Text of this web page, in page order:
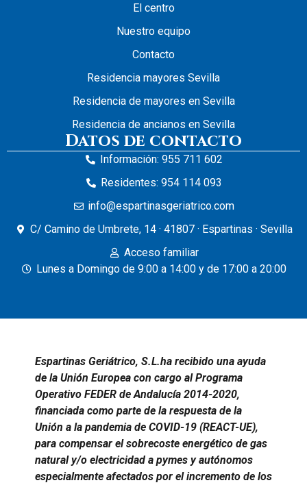
El centro
Nuestro equipo
Contacto
Residencia mayores Sevilla
Residencia de mayores en Sevilla
Residencia de ancianos en Sevilla
Datos de contacto
Información: 955 711 602
Residentes: 954 114 093
info@espartinasgeriatrico.com
C/ Camino de Umbrete, 14 · 41807 · Espartinas · Sevilla
Acceso familiar
Lunes a Domingo de 9:00 a 14:00 y de 17:00 a 20:00
Espartinas Geriátrico, S.L.ha recibido una ayuda
de la Unión Europea con cargo al Programa
Operativo FEDER de Andalucía 2014-2020,
financiada como parte de la respuesta de la
Unión a la pandemia de COVID-19 (REACT-UE),
para compensar el sobrecoste energético de gas
natural y/o electricidad a pymes y autónomos
especialmente afectados por el incremento de los